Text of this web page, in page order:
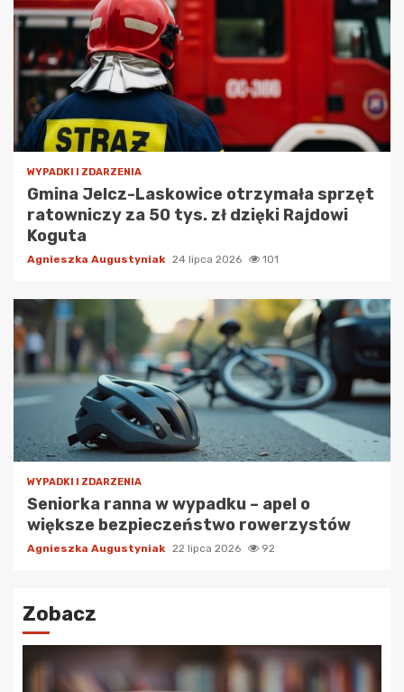
WYPADKI I ZDARZENIA
Gmina Jelcz-Laskowice otrzymała sprzęt
ratowniczy za 50 tys. zł dzięki Rajdowi
Koguta
Agnieszka Augustyniak 24 lipca 2026 101
WYPADKI I ZDARZENIA
Seniorka ranna w wypadku – apel o
większe bezpieczeństwo rowerzystów
Agnieszka Augustyniak 22 lipca 2026 92
Zobacz